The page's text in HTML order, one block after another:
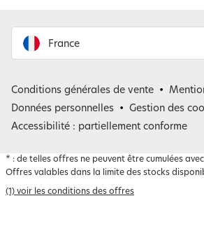
France
Belgique
Conditions générales de vente
Données personnelles
Gestion des
Accessibilité : partiellement conforme
* : de telles offres ne peuvent être cumulées
Offres valables dans la limite des stocks
(1) voir les conditions des offres